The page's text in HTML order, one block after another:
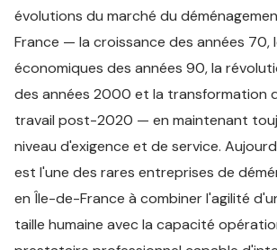
évolutions du marché du
France — la croissance des années 70,
économiques des années 90, la
des années 2000 et la transformation
travail post-2020 — en maintenant
niveau d'exigence et de service.
est l'une des rares entreprises de
en Île-de-France à combiner l'agilité
taille humaine avec la capacité